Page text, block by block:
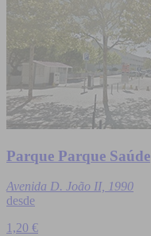
Parque Parque Saúde
Avenida D. João II, 1990
desde
1,20 €